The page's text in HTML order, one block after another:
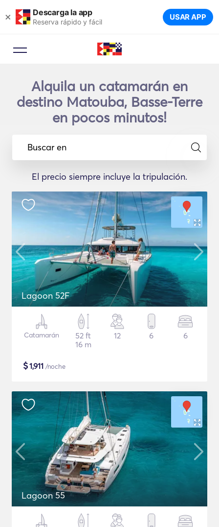
× Descarga la app
Reserva rápido y fácil USAR APP
Alquila un catamarán en
destino Matouba, Basse-Terre
en pocos minutos!
Buscar en
El precio siempre incluye la tripulación.
Lagoon 52F
Catamarán
52 ft
16 m
12 6 6
$1,911 /noche
Lagoon 55